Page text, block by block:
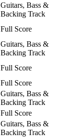
Guitars, Bass &
Backing Track
Full Score
Guitars, Bass &
Backing Track
Full Score
Full Score
Guitars, Bass &
Backing Track
Full Score
Guitars, Bass &
Backing Track